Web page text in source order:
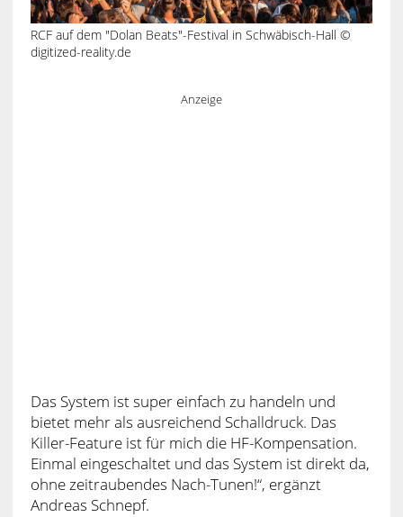
RCF auf dem "Dolan Beats"-Festival in Schwäbisch-Hall ©
digitized-reality.de
Anzeige
Das System ist super einfach zu handeln und
bietet mehr als ausreichend Schalldruck. Das
Killer-Feature ist für mich die HF-Kompensation.
Einmal eingeschaltet und das System ist direkt da,
ohne zeitraubendes Nach-Tunen!“, ergänzt
Andreas Schnepf.